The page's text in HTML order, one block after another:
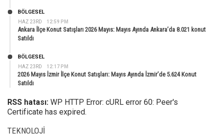
HAZ 23RD 12:59 PM
BÖLGESEL
Ankara İlçe Konut Satışları 2026 Mayıs: Mayıs Ayında Ankara’da 8.021 konut
Satıldı
HAZ 23RD 12:17 PM
BÖLGESEL
2026 Mayıs İzmir İlçe Konut Satışları: Mayıs Ayında İzmir’de 5.624 Konut
Satıldı
RSS hatası: WP HTTP Error: cURL error 60: Peer's
Certificate has expired.
TEKNOLOJI